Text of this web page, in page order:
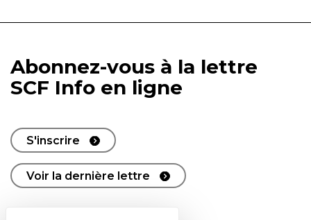
Abonnez-vous à la lettre
SCF Info en ligne
S'inscrire
Voir la dernière lettre